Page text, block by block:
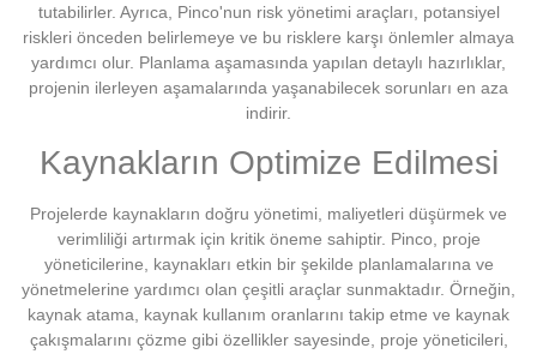
tutabilirler. Ayrıca, Pinco'nun risk yönetimi araçları, potansiyel
riskleri önceden belirlemeye ve bu risklere karşı önlemler almaya
yardımcı olur. Planlama aşamasında yapılan detaylı hazırlıklar,
projenin ilerleyen aşamalarında yaşanabilecek sorunları en aza
indirir.
Kaynakların Optimize Edilmesi
Projelerde kaynakların doğru yönetimi, maliyetleri düşürmek ve
verimliliği artırmak için kritik öneme sahiptir. Pinco, proje
yöneticilerine, kaynakları etkin bir şekilde planlamalarına ve
yönetmelerine yardımcı olan çeşitli araçlar sunmaktadır. Örneğin,
kaynak atama, kaynak kullanım oranlarını takip etme ve kaynak
çakışmalarını çözme gibi özellikler sayesinde, proje yöneticileri,